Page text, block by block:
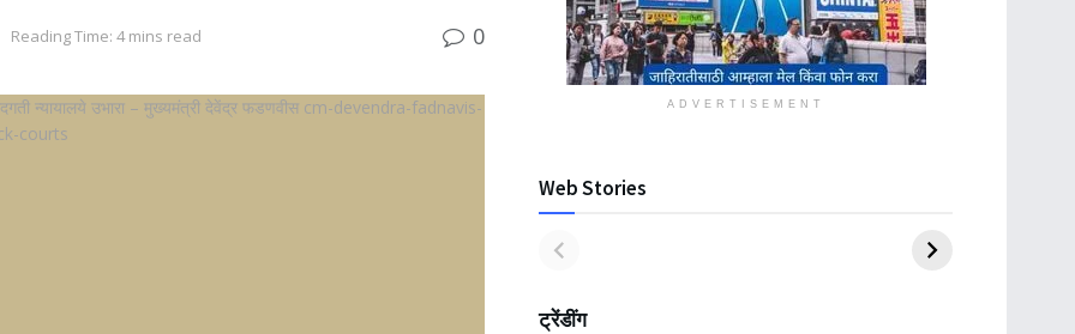
Reading Time: 4 mins read 0
ADVERTISEMENT
Web Stories
ट्रेंडींग